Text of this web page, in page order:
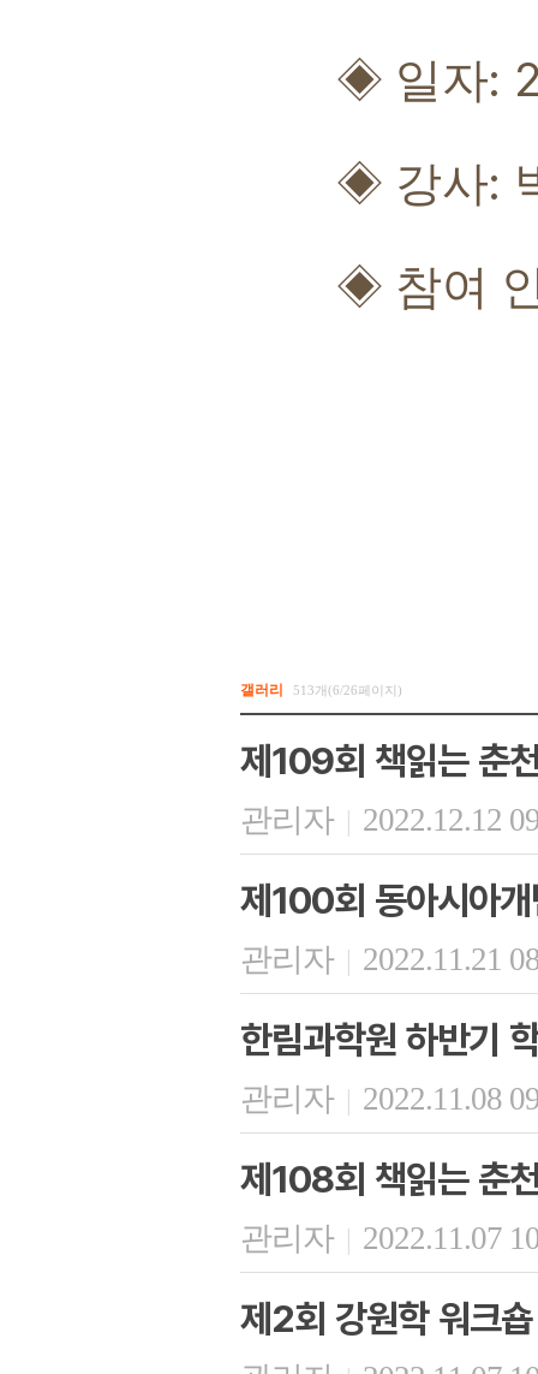
◈ 일자:
◈ 강사:
◈ 참여
갤러리 513개(6/26페이지)
제109회 책읽는 춘
관리자 | 2022.12.12
제100회 동아시아
관리자 | 2022.11.21
한림과학원 하반기
관리자 | 2022.11.08
제108회 책읽는 춘
관리자 | 2022.11.07
제2회 강원학 워크숍